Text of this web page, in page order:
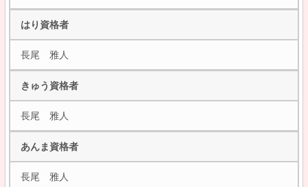
はり資格者
長尾 雅人
きゅう資格者
長尾 雅人
あんま資格者
長尾 雅人